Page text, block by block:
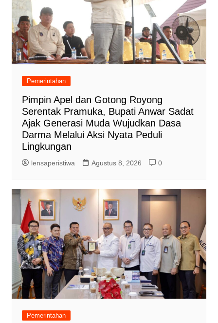
Pemerintahan
Pimpin Apel dan Gotong Royong
Serentak Pramuka, Bupati Anwar Sadat
Ajak Generasi Muda Wujudkan Dasa
Darma Melalui Aksi Nyata Peduli
Lingkungan
lensaperistiwa Agustus 8, 2026 0
Pemerintahan